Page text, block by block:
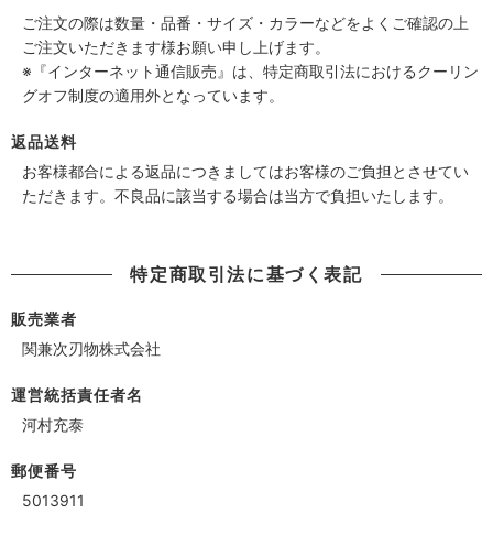
ご注文の際は数量・品番・サイズ・カラーなどをよくご確認の上
ご注文いただきます様お願い申し上げます。
※『インターネット通信販売』は、特定商取引法におけるクーリン
グオフ制度の適用外となっています。
返品送料
お客様都合による返品につきましてはお客様のご負担とさせてい
ただきます。不良品に該当する場合は当方で負担いたします。
特定商取引法に基づく表記
販売業者
関兼次刃物株式会社
運営統括責任者名
河村充泰
郵便番号
5013911